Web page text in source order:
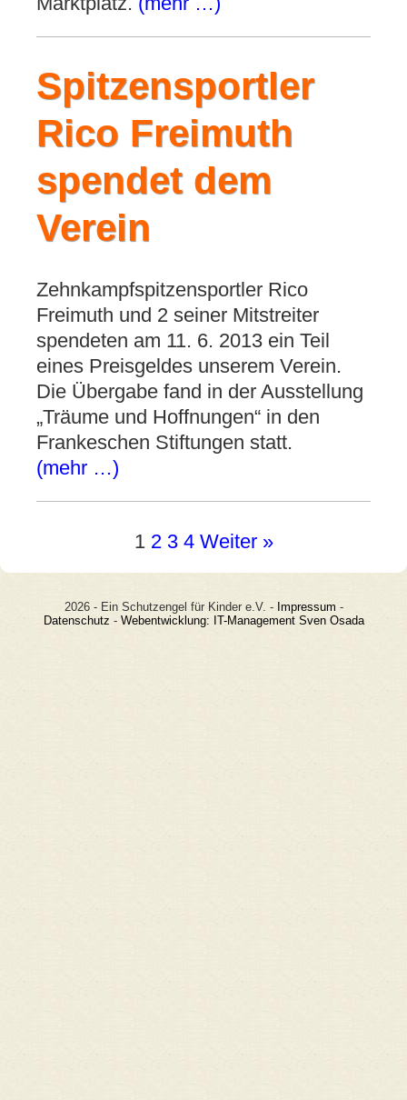
Spitzensportler
Rico Freimuth
spendet dem
Verein
Zehnkampfspitzensportler Rico
Freimuth und 2 seiner Mitstreiter
spendeten am 11. 6. 2013 ein Teil
eines Preisgeldes unserem Verein.
Die Übergabe fand in der Ausstellung
„Träume und Hoffnungen“ in den
Frankeschen Stiftungen statt.
(mehr …)
1 2 3 4 Weiter »
2026 - Ein Schutzengel für Kinder e.V. - Impressum -
Datenschutz - Webentwicklung: IT-Management Sven Osada